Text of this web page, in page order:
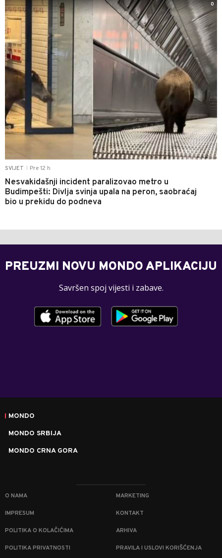
SVIJET Pre 12 h
Nesvakidašnji incident paralizovao metro u
Budimpešti: Divlja svinja upala na peron, saobraćaj
bio u prekidu do podneva
0
PREUZMI NOVU MONDO APLIKACIJU
Savršen spoj vijesti i zabave.
MONDO
MONDO SRBIJA
MONDO CRNA GORA
O NAMA MARKETING
IMPRESUM KONTAKT
POLITIKA O KOLAČIĆIMA ARHIVA
POLITIKA PRIVATNOSTI PRAVILA I USLOVI KORIŠĆENJA